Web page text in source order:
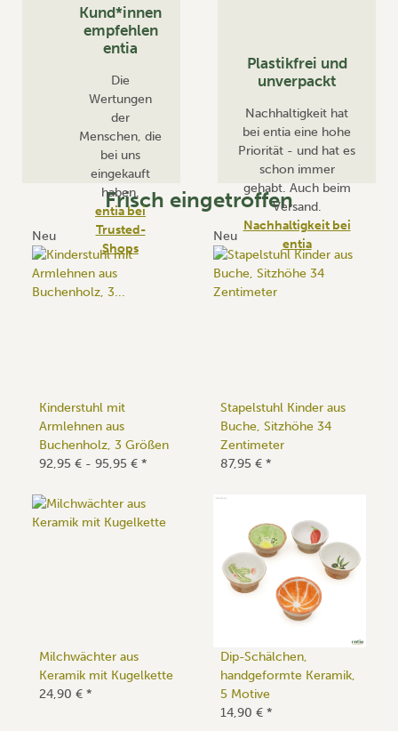
Unsere Werkstatt-
Partner
Kund*innen
empfehlen
entia
Die
Wertungen
der
Menschen, die
bei uns
eingekauft
haben.
entia bei
Trusted-
Shops
Plastikfrei und
unverpackt
Nachhaltigkeit hat
bei entia eine hohe
Priorität - und hat es
schon immer
gehabt. Auch beim
Versand.
Nachhaltigkeit bei
entia
Frisch eingetroffen
Neu
Kinderstuhl mit
Armlehnen aus
Buchenholz, 3 Größen
92,95 € - 95,95 € *
Neu
Stapelstuhl Kinder aus
Buche, Sitzhöhe 34
Zentimeter
87,95 € *
Milchwächter aus
Keramik mit Kugelkette
24,90 € *
Dip-Schälchen,
handgeformte Keramik,
5 Motive
14,90 € *